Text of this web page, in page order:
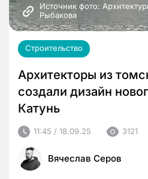
Источник фото:
Рыбакова
Строительство
Архитекторы из
создали дизайн
Катунь
11:45 / 18.09.25 3121
Вячеслав Серов